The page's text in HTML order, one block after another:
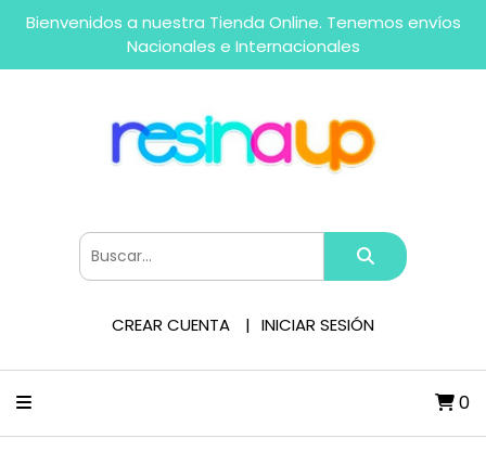
Bienvenidos a nuestra Tienda Online. Tenemos envíos
Nacionales e Internacionales
CREAR CUENTA INICIAR SESIÓN
0